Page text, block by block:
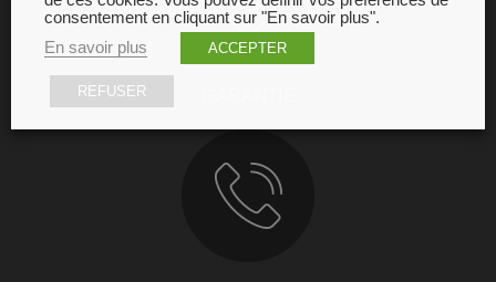
consentement en cliquant sur "En savoir plus".
En savoir plus
ACCEPTER
REFUSER